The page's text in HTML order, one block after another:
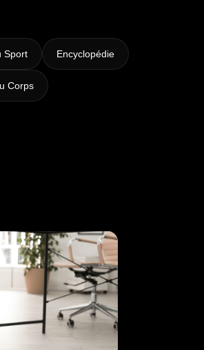
Sport Encyclopédie
Corps